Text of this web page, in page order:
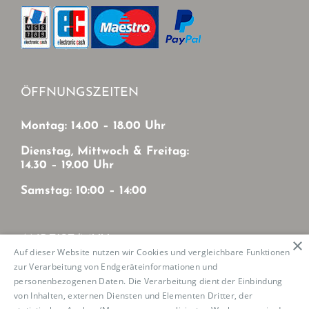
ÖFFNUNGSZEITEN
Montag: 14.00 – 18.00 Uhr
Dienstag, Mittwoch & Freitag:
14.30 – 19.00 Uhr
Samstag: 10:00 – 14:00
Mit MVV von München-Zentrum
U2: Haltestelle Josephsburg
Tram 21: Haltestelle Mutschellestr.
Auf dieser Website nutzen wir Cookies und vergleichbare Funktionen
zur Verarbeitung von Endgeräteinformationen und
personenbezogenen Daten. Die Verarbeitung dient der Einbindung
von Inhalten, externen Diensten und Elementen Dritter, der
×